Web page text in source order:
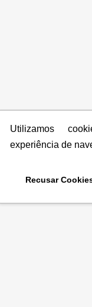
Utilizamos
experiência de
Recusar